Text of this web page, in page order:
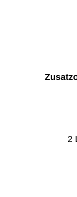
2